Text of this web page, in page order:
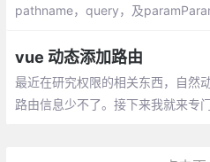
pathname，query，及
vue 动态添加路由
最近在研究权限的相关东西，自然
路由信息少不了。接下来我就来专